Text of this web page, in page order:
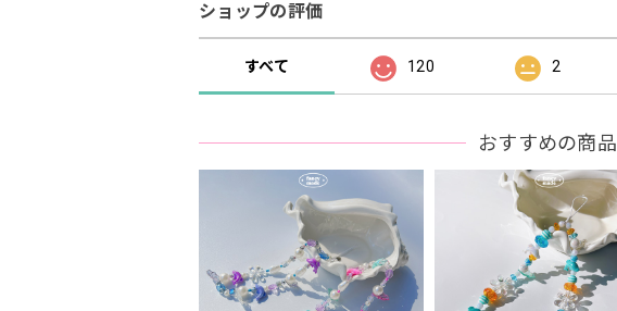
ショップの評価
すべて 120 2
おすすめの商品